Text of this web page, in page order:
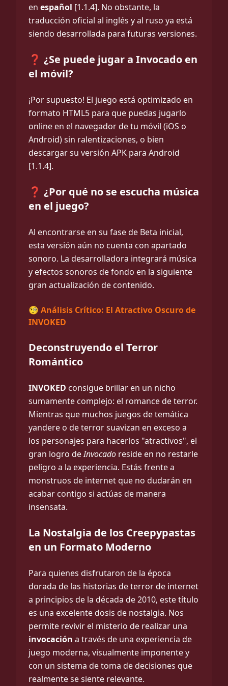
en español [1.1.4]. No obstante, la
traducción oficial al inglés y al ruso ya está
siendo desarrollada para futuras versiones.
❓ ¿Se puede jugar a Invocado en
el móvil?
¡Por supuesto! El juego está optimizado en
formato HTML5 para que puedas jugarlo
online en el navegador de tu móvil (iOS o
Android) sin ralentizaciones, o bien
descargar su versión APK para Android
[1.1.4].
❓ ¿Por qué no se escucha música
en el juego?
Al encontrarse en su fase de Beta inicial,
esta versión aún no cuenta con apartado
sonoro. La desarrolladora integrará música
y efectos sonoros de fondo en la siguiente
gran actualización de contenido.
🧐 Análisis Crítico: El Atractivo Oscuro de
INVOKED
Deconstruyendo el Terror
Romántico
INVOKED consigue brillar en un nicho
sumamente complejo: el romance de terror.
Mientras que muchos juegos de temática
yandere o de terror suavizan en exceso a
los personajes para hacerlos "atractivos", el
gran logro deInvocado reside en no restarle
peligro a la experiencia. Estás frente a
monstruos de internet que no dudarán en
acabar contigo si actúas de manera
insensata.
La Nostalgia de los Creepypastas
en un Formato Moderno
Para quienes disfrutaron de la época
dorada de las historias de terror de internet
a principios de la década de 2010, este título
es una excelente dosis de nostalgia. Nos
permite revivir el misterio de realizar una
invocación a través de una experiencia de
juego moderna, visualmente imponente y
con un sistema de toma de decisiones que
realmente se siente relevante.